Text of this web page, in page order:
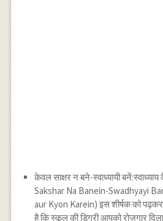
केवल साक्षर न बने-स्वाध्यायी
Sakshar Na Banein-Swadhyayi
aur Kyon Karein) इस शीर्षक को
है कि स्कूल की डिग्री आपको रोजगार